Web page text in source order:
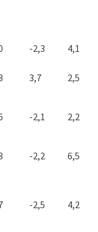
-2,3 4,1
3,7 2,5
-2,1 2,2
-2,2 6,5
-2,5 4,2